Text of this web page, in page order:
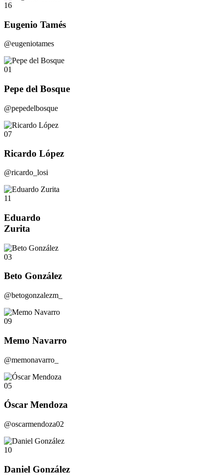
16
Eugenio Tamés
@eugeniotames
01
Pepe del Bosque
@pepedelbosque
07
Ricardo López
@ricardo_losi
11
Eduardo
Zurita
03
Beto González
@betogonzalezm_
09
Memo Navarro
@memonavarro_
05
Óscar Mendoza
@oscarmendoza02
10
Daniel González